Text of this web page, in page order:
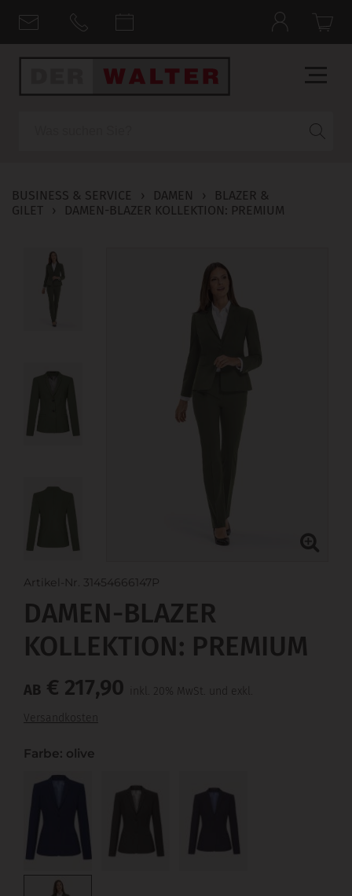
BUSINESS & SERVICE › DAMEN ›
BLAZER &
GILET
› DAMEN-BLAZER KOLLEKTION: PREMIUM
Artikel-Nr. 31454666147P
DAMEN-BLAZER
KOLLEKTION: PREMIUM
AB € 217,90
inkl. 20% MwSt. und exkl.
Versandkosten
Farbe: olive